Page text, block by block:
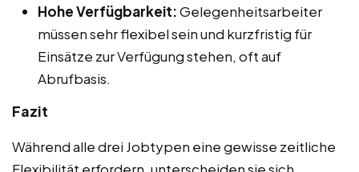
Hohe Verfügbarkeit:Gelegenheitsarbeiter
müssen sehr flexibel sein und kurzfristig für
Einsätze zur Verfügung stehen, oft auf
Abrufbasis.
Fazit
Während alle drei Jobtypen eine gewisse zeitliche